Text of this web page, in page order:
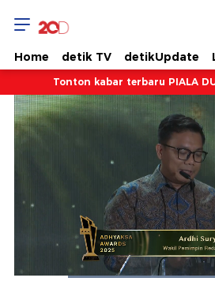
Home detik TV detikUpdate
Tonton kabar terbaru PIALA
Dimuat: